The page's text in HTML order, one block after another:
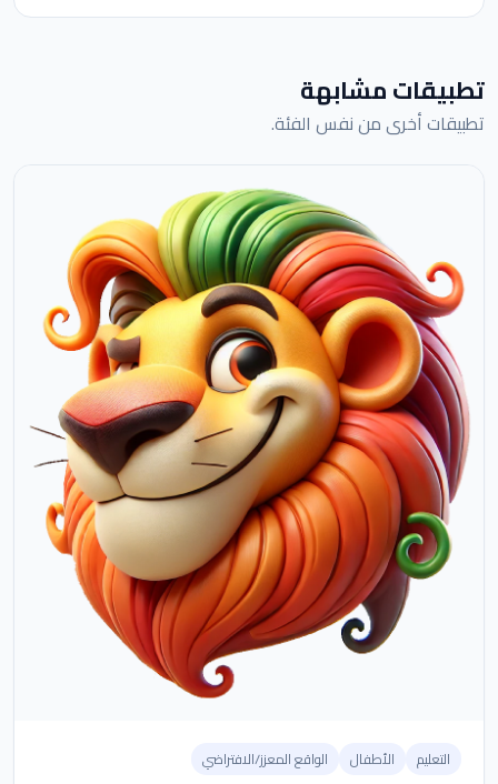
تطبيقات مشابهة
تطبيقات أخرى من نفس الفئة.
التعليم الأطفال الواقع المعزز/الافتراضي